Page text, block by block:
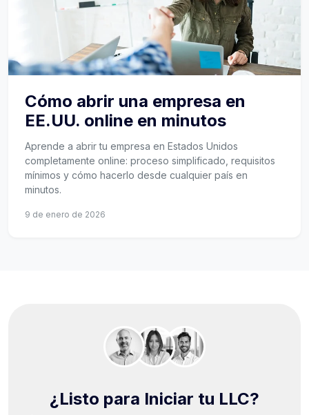
Cómo abrir una empresa en
EE.UU. online en minutos
Aprende a abrir tu empresa en Estados Unidos
completamente online: proceso simplificado, requisitos
mínimos y cómo hacerlo desde cualquier país en
minutos.
9 de enero de 2026
¿Listo para Iniciar tu LLC?